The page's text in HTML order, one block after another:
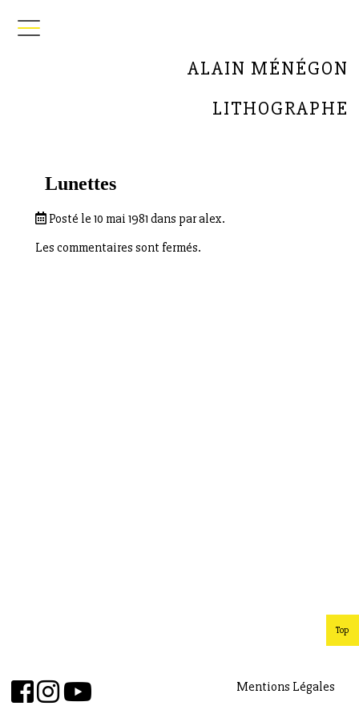
ALAIN MÉNÉGON
LITHOGRAPHE
Lunettes
Posté le 10 mai 1981 dans par alex.
Les commentaires sont fermés.
Mentions Légales
Top